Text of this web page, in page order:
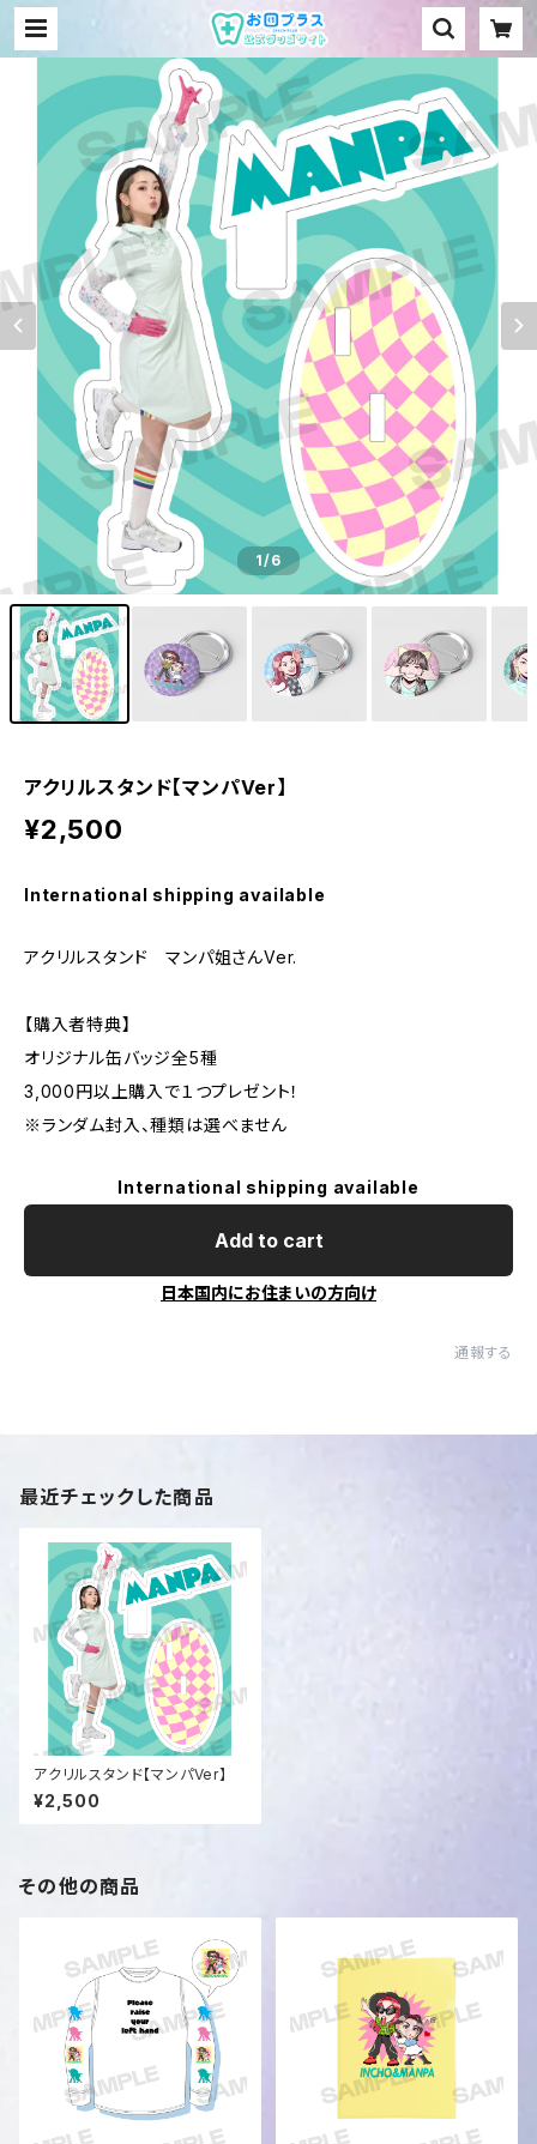
1/6
アクリルスタンド【マンパVer】
¥2,500
International shipping available
アクリルスタンド マンパ姐さんVer.
【購入者特典】
オリジナル缶バッジ全5種
3,000円以上購入で１つプレゼント！
※ランダム封入、種類は選べません
International shipping available
Add to cart
日本国内にお住まいの方向け
通報する
最近チェックした商品
アクリルスタンド【マンパVer】
¥2,500
その他の商品